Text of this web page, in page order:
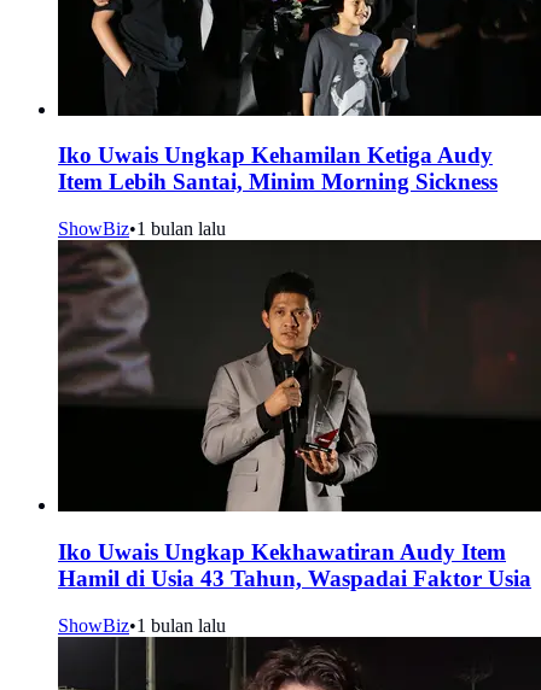
Iko Uwais Ungkap Kehamilan Ketiga Audy
Item Lebih Santai, Minim Morning Sickness
ShowBiz•1 bulan lalu
Iko Uwais Ungkap Kekhawatiran Audy Item
Hamil di Usia 43 Tahun, Waspadai Faktor Usia
ShowBiz•1 bulan lalu